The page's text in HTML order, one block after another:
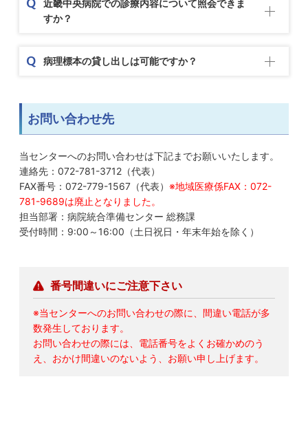
近畿中央病院での診療内容について照会できま
すか？
病理標本の貸し出しは可能ですか？
お問い合わせ先
当センターへのお問い合わせは下記までお願いいたします。
連絡先：072-781-3712（代表）
FAX番号：072-779-1567（代表） ※地域医療係FAX：072-
781-9689は廃止となりました。
担当部署：病院統合準備センター 総務課
受付時間：9:00～16:00（土日祝日・年末年始を除く）
番号間違いにご注意下さい
※当センターへのお問い合わせの際に、間違い電話が多
数発生しております。
お問い合わせの際には、電話番号をよくお確かめのう
え、おかけ間違いのないよう、お願い申し上げます。